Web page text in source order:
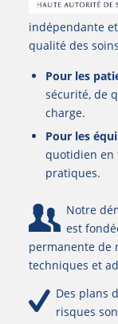
indépendante
qualité des
Pour les
sécurité, de
charge.
Pour les
quotidien en
pratiques.
Notre
est
permanente de
techniques et
Des plans
risques